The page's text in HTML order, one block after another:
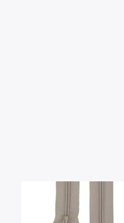
natur - 1 Stueck